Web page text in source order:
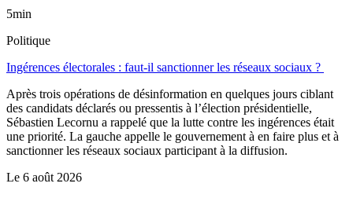
5min
Politique
Ingérences électorales : faut-il sanctionner les réseaux sociaux ?
Après trois opérations de désinformation en quelques jours ciblant
des candidats déclarés ou pressentis à l’élection présidentielle,
Sébastien Lecornu a rappelé que la lutte contre les ingérences était
une priorité. La gauche appelle le gouvernement à en faire plus et à
sanctionner les réseaux sociaux participant à la diffusion.
Le 6 août 2026